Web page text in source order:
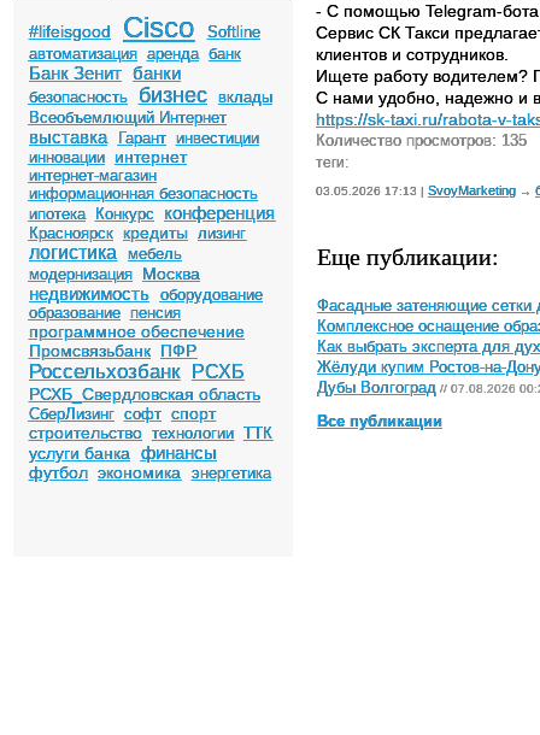
#lifeisgood Cisco
Softline
автоматизация аренда банк
Банк Зенит банки
безопасность бизнес
вклады
Всеобъемлющий Интернет
выставка Гарант инвестиции
инновации
интернет
интернет-магазин
информационная безопасность
ипотека
Конкурс конференция
Красноярск кредиты лизинг
логистика
мебель
модернизация
Москва
недвижимость оборудование
образование пенсия
программное обеспечение
Промсвязьбанк ПФР
Россельхозбанк РСХБ
РСХБ_Свердловская область
СберЛизинг софт спорт
строительство технологии ТТК
услуги банка финансы
футбол экономика энергетика
- С помощью Telegram-
Сервис СК Такси
клиентов и сотрудников.
Ищете работу водителем?
С нами удобно, надежно и
https://sk-taxi.ru/rabota-v-
Количество просмотров: 135
теги:
03.05.2026 17:13 | SvoyMarketing →
Еще публикации:
Фасадные затеняющие сетки
Комплексное оснащение
Как выбрать эксперта для
Жёлуди купим Ростов-на-
Дубы Волгоград // 07.08.2026
Все публикации